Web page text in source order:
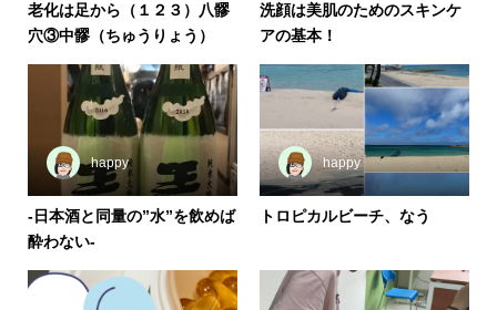
老化は足から（１２３）八髎
穴③中髎（ちゅうりょう）
洗顔は美肌のためのスキンケ
アの基本！
happy
-日本酒と同量の”水”を飲めば
酔わない-
happy
トロピカルビーチ、なう